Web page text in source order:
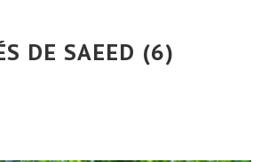
DE SAEED (6)